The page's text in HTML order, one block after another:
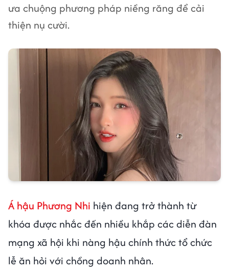
ưa chuộng phương pháp niềng răng để cải
thiện nụ cười.
Á hậu Phương Nhi hiện đang trở thành từ
khóa được nhắc đến nhiều khắp các diễn đàn
mạng xã hội khi nàng hậu chính thức tổ chức
lễ ăn hỏi với chồng doanh nhân.